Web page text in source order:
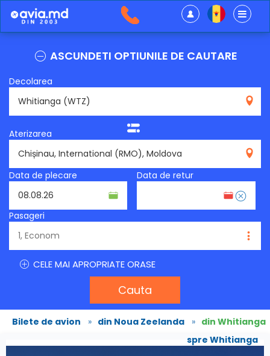
ASCUNDETI OPTIUNILE DE CAUTARE
Decolarea
Aterizarea
Data de plecare
Data de retur
Pasageri
CELE MAI APROPRIATE ORASE
Cauta
Bilete de avion » din Noua Zeelanda » din Whitianga
spre Whitianga